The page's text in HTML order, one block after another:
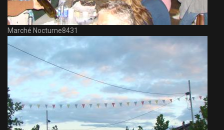
Marché Nocturne8431